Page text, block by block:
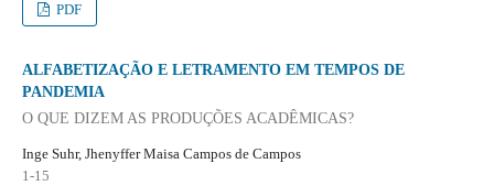
PDF
ALFABETIZAÇÃO E LETRAMENTO EM TEMPOS DE
PANDEMIA
O QUE DIZEM AS PRODUÇÕES ACADÊMICAS?
Inge Suhr, Jhenyffer Maisa Campos de Campos
1-15